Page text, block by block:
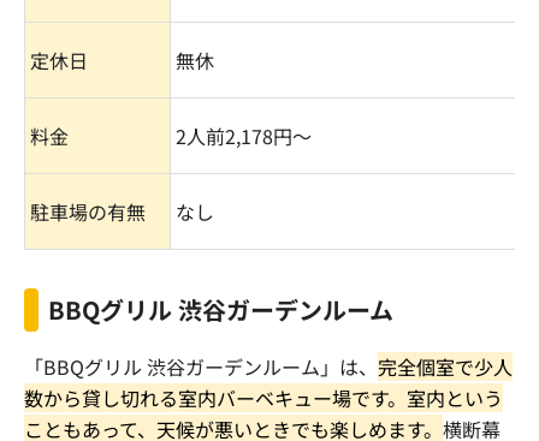
定休日 無休
料金 2人前2,178円〜
駐車場の有無 なし
BBQグリル 渋谷ガーデンルーム
「BBQグリル 渋谷ガーデンルーム」は、 完全個室で少人
数から貸し切れる室内バーベキュー場です。室内という
こともあって、天候が悪いときでも楽しめます。 横断幕